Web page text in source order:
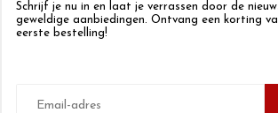
Schrijf je nu in en laat je verrassen door de
geweldige aanbiedingen. Ontvang een korting
eerste bestelling!
mailadres